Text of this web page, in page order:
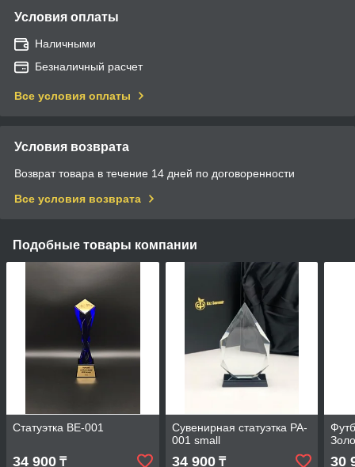
Условия оплаты
Наличными
Безналичный расчет
Все условия оплаты
Условия возврата
Возврат товара в течение 14 дней по договоренности
Все условия возврата
Подобные товары компании
Статуэтка BE-001
34 900 ₸
Сувенирная статуэтка PA-
001 small
34 900₸ 30